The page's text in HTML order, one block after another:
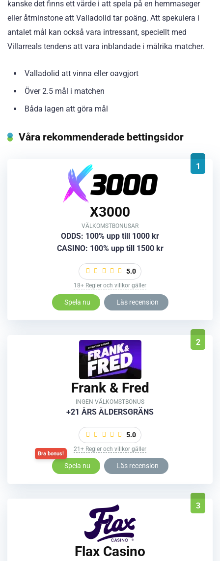
kanske det finns ett värde i att spela på en hemmaseger
eller åtminstone att Valladolid tar poäng. Att spekulera i
antalet mål kan också vara intressant, speciellt med
Villarreals tendens att vara inblandade i målrika matcher.
Valladolid att vinna eller oavgjort
Över 2.5 mål i matchen
Båda lagen att göra mål
Våra rekommenderade bettingsidor
1
X3000
VÄLKOMSTBONUSAR
ODDS: 100% upp till 1000 kr
CASINO: 100% upp till 1500 kr
5.0
18+ Regler och villkor gäller
Spela nu Läs recension
2
Frank & Fred
INGEN VÄLKOMSTBONUS
+21 ÅRS ÅLDERSGRÄNS
5.0
21+ Regler och villkor gäller
Spela nu Läs recension
3
Flax Casino